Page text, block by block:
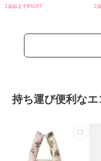
2点以上で8%OFF 2
持ち運び便利なエ